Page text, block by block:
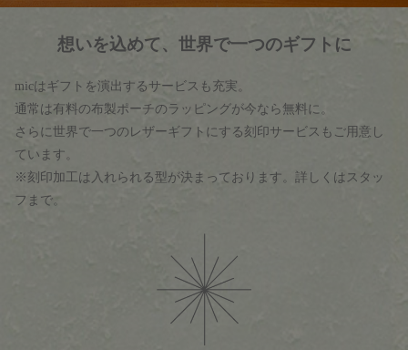
想いを込めて、世界で一つのギフトに
micはギフトを演出するサービスも充実。
通常は有料の布製ポーチのラッピングが今なら無料に。
さらに世界で一つのレザーギフトにする刻印サービスもご用意し
ています。
※刻印加工は入れられる型が決まっております。詳しくはスタッ
フまで。